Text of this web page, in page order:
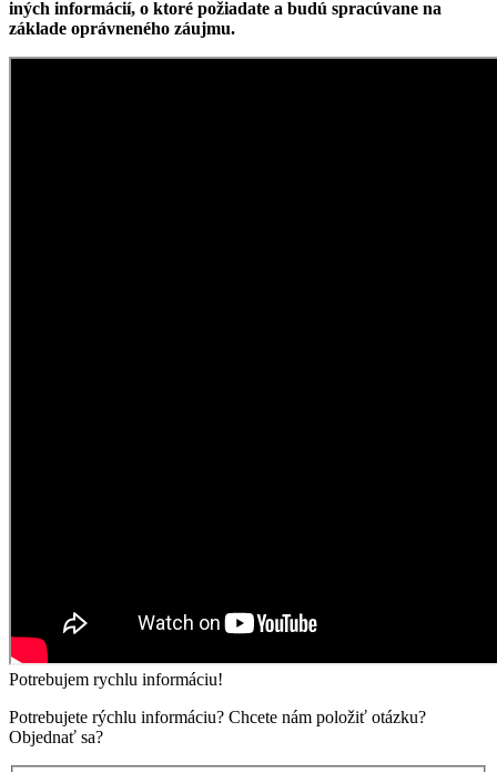
iných informácií, o ktoré požiadate a budú spracúvane na
základe oprávneného záujmu.
Potrebujem rychlu informáciu!
Potrebujete rýchlu informáciu? Chcete nám položiť otázku?
Objednať sa?